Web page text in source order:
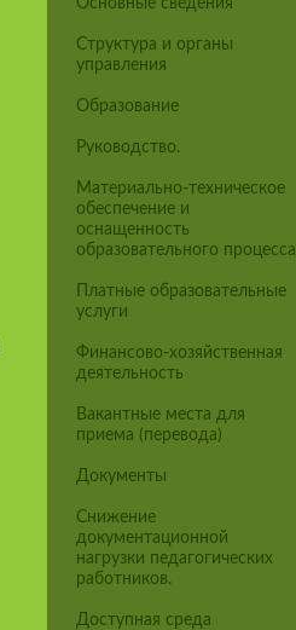
Структура и органы
управления
Образование
Руководство.
Материально-техническое
обеспечение и
оснащенность
образовательного процесса
Платные образовательные
услуги
Финансово-хозяйственная
деятельность
Вакантные места для
приема (перевода)
Документы
Снижение
документационной
нагрузки педагогических
работников.
Доступная среда